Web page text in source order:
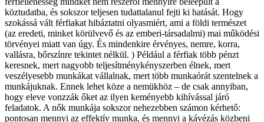
köztudatba, és sokszor teljesen tudattalanul fejti ki hatását. Hogy
szokássá vált férfiakat hibáztatni olyasmiért, ami a földi természet
(az eredeti, minket körülvevő és az emberi-társadalmi) mai működési
törvényei miatt van úgy. És mindenkire érvényes, nemre, korra,
vallásra, bőrszínre tekintet nélkül. ) Például a férfiak több pénzt
keresnek, mert nagyobb teljesítménykényszerben élnek, mert
veszélyesebb munkákat vállalnak, mert több munkaórát szentelnek a
munkájuknak. Ennek lehet köze a nemükhöz – de csak annyiban,
hogy eleve vonzzák őket az ilyen keményebb kihívással járó
feladatok. A nők munkája sokszor nehezebben számon kérhető:
pontosan mennyi az effektív munka, és mennyi a kávézás közbeni